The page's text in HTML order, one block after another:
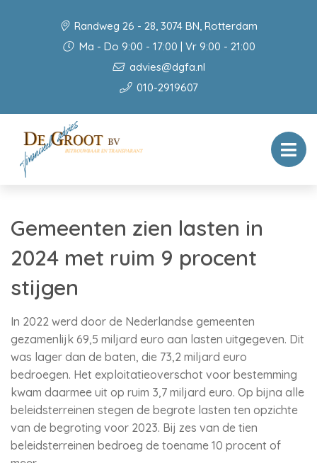
Randweg 26 - 28, 3074 BN, Rotterdam
Ma - Do 9:00 - 17:00 | Vr 9:00 - 21:00
advies@dgfa.nl
010-2919607
Gemeenten zien lasten in
2024 met ruim 9 procent
stijgen
In 2022 werd door de Nederlandse gemeenten
gezamenlijk 69,5 miljard euro aan lasten uitgegeven. Dit
was lager dan de baten, die 73,2 miljard euro
bedroegen. Het exploitatieoverschot voor bestemming
kwam daarmee uit op ruim 3,7 miljard euro. Op bijna alle
beleidsterreinen stegen de begrote lasten ten opzichte
van de begroting voor 2023. Bij zes van de tien
beleidsterreinen bedroeg de toename 10 procent of